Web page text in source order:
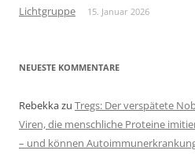
Lichtgruppe 15. Januar 2026
NEUESTE KOMMENTARE
Rebekkazu Tregs: Der verspätete
Viren, die menschliche Proteine
– und können